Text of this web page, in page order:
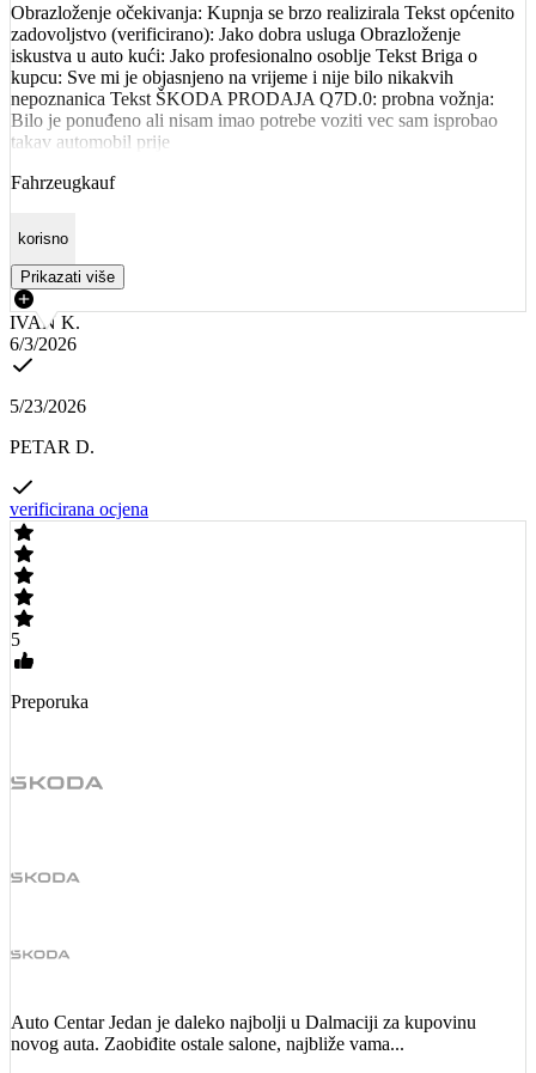
Obrazloženje očekivanja: Kupnja se brzo realizirala Tekst općenito
zadovoljstvo (verificirano): Jako dobra usluga Obrazloženje
iskustva u auto kući: Jako profesionalno osoblje Tekst Briga o
kupcu: Sve mi je objasnjeno na vrijeme i nije bilo nikakvih
nepoznanica Tekst ŠKODA PRODAJA Q7D.0: probna vožnja:
Bilo je ponuđeno ali nisam imao potrebe voziti vec sam isprobao
takav automobil prije
Fahrzeugkauf
korisno
Prikazati više
IVAN K.
6/3/2026
5/23/2026
PETAR D.
verificirana ocjena
5
Preporuka
Auto Centar Jedan je daleko najbolji u Dalmaciji za kupovinu
novog auta. Zaobiđite ostale salone, najbliže vama...